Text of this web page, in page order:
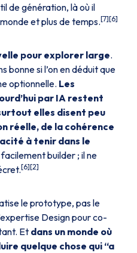
de génération, là où il
et plus de temps.[7][6]
pour explorer large.
bonne si l’on en déduit que
optionnelle. Les
par IA restent
elles disent peu
réelle, de la cohérence
à tenir dans le
facilementbuilder ; il ne
[6][2]
le prototype, pas le
Design pour co-
Et dans un monde où
quelque chose qui “a